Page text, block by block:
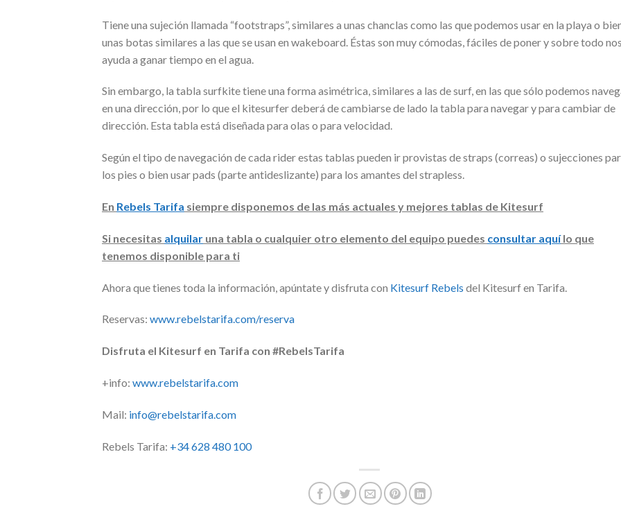
Tiene una sujeción llamada “footstraps”, similares a unas chanclas como las que podemos usar en la playa o
unas botas similares a las que se usan en wakeboard. Éstas son muy cómodas, fáciles de poner y sobre todo nos
ayuda a ganar tiempo en el agua.
Sin embargo, la tabla surfkite tiene una forma asimétrica, similares a las de surf, en las que sólo podemos
en una dirección, por lo que el kitesurfer deberá de cambiarse de lado la tabla para navegar y para cambiar de
dirección. Esta tabla está diseñada para olas o para velocidad.
Según el tipo de navegación de cada rider estas tablas pueden ir provistas de straps (correas) o sujecciones
los pies o bien usar pads (parte antideslizante) para los amantes del strapless.
En Rebels Tarifa siempre disponemos de las más actuales y mejores tablas de Kitesurf
Si necesitas alquilar una tabla o cualquier otro elemento del equipo puedes consultar aquílo que
tenemos disponible para ti
Ahora que tienes toda la información, apúntate y disfruta con Kitesurf Rebels del Kitesurf en Tarifa.
Reservas: www.rebelstarifa.com/reserva
Disfruta el Kitesurf en Tarifa con #RebelsTarifa
+info: www.rebelstarifa.com
Mail: info@rebelstarifa.com
Rebels Tarifa: +34 628 480 100